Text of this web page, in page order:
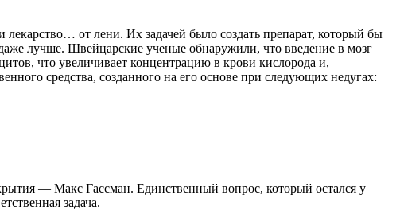
от лени. Их задачей было создать препарат, который бы
даже лучше. Швейцарские ученые обнаружили, что введение в мозг
что увеличивает концентрацию в крови кислорода и,
средства, созданного на его основе при следующих недугах:
— Макс Гассман. Единственный вопрос, который остался у
задача.